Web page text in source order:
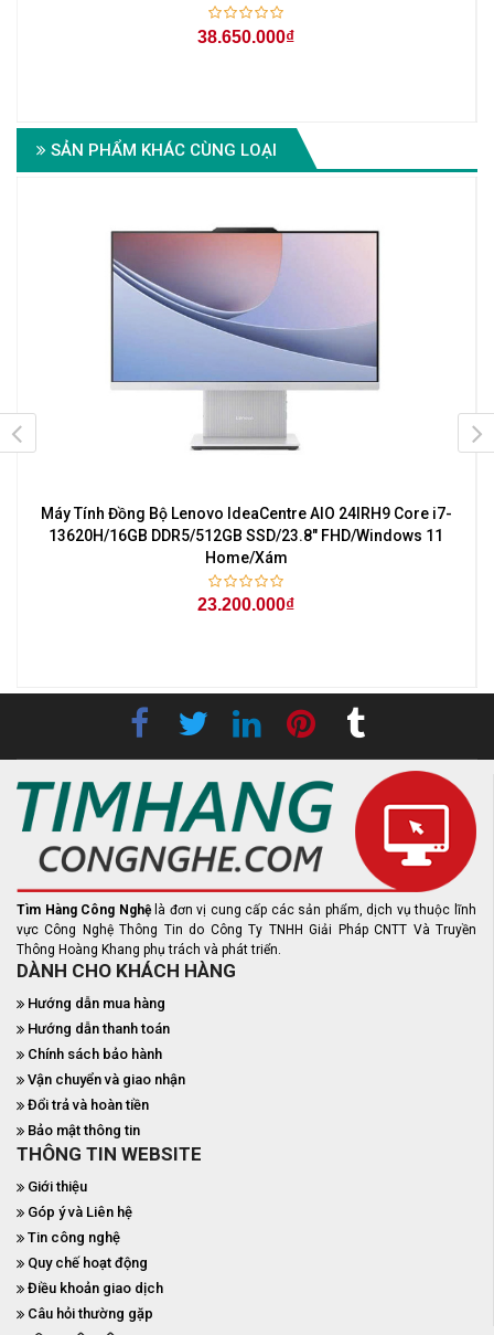
38.650.000₫
SẢN PHẨM KHÁC CÙNG LOẠI
Máy Tính Đồng Bộ Lenovo IdeaCentre AIO 24IRH9 Core i7-
13620H/16GB DDR5/512GB SSD/23.8" FHD/Windows 11
Home/Xám
23.200.000₫
Tìm Hàng Công Nghệ là đơn vị cung cấp các sản phẩm, dịch vụ thuộc lĩnh
vực Công Nghệ Thông Tin do Công Ty TNHH Giải Pháp CNTT Và Truyền
Thông Hoàng Khang phụ trách và phát triển.
DÀNH CHO KHÁCH HÀNG
Hướng dẫn mua hàng
Hướng dẫn thanh toán
Chính sách bảo hành
Vận chuyển và giao nhận
Đổi trả và hoàn tiền
Bảo mật thông tin
THÔNG TIN WEBSITE
Giới thiệu
Góp ý và Liên hệ
Tin công nghệ
Quy chế hoạt động
Điều khoản giao dịch
Câu hỏi thường gặp